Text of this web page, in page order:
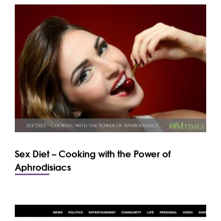
Sex Diet – Cooking with the Power of
Aphrodisiacs